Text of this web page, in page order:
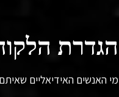
הגדרת
מי האנשים האידיאליים